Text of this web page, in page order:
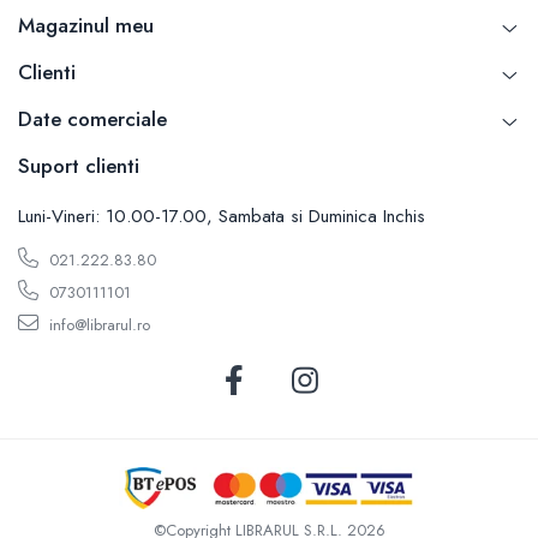
Conservarea si pastrarea alimentelor
Ghiduri de calatorie, harti
Animale de companie
Carti de colorat pentru adulti
Hobby
Sport
Invatamant superior
Biografii, memorii si jurnale
Istoria comunismului
Magazinul meu
Clienti
Date comerciale
Suport clienti
Luni-Vineri: 10.00-17.00, Sambata si Duminica Inchis
021.222.83.80
0730111101
info@librarul.ro
©Copyright LIBRARUL S.R.L. 2026